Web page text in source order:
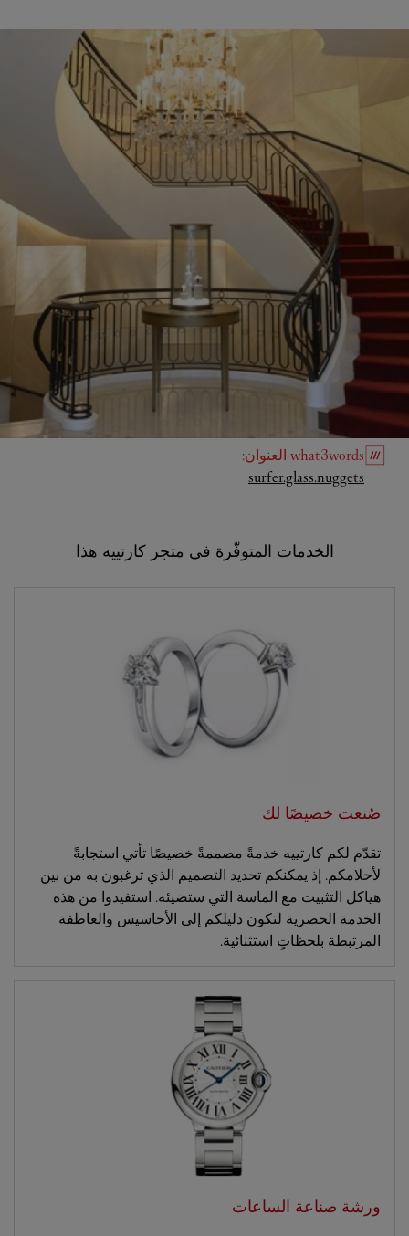
what3words العنوان:
surfer.glass.nuggets
Link Opens in New Tab
الخدمات المتوفّرة في متجر كارتييه هذا
صُنعت خصيصًا لك
تقدّم لكم كارتييه خدمةً مصممةً خصيصًا تأتي استجابةً
لأحلامكم. إذ يمكنكم تحديد التصميم الذي ترغبون به من بين
هياكل التثبيت مع الماسة التي ستضيئه. استفيدوا من هذه
الخدمة الحصرية لتكون دليلكم إلى الأحاسيس والعاطفة
المرتبطة بلحظاتٍ استثنائية.
ورشة صناعة الساعات